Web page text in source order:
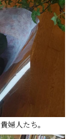
婦人たち。